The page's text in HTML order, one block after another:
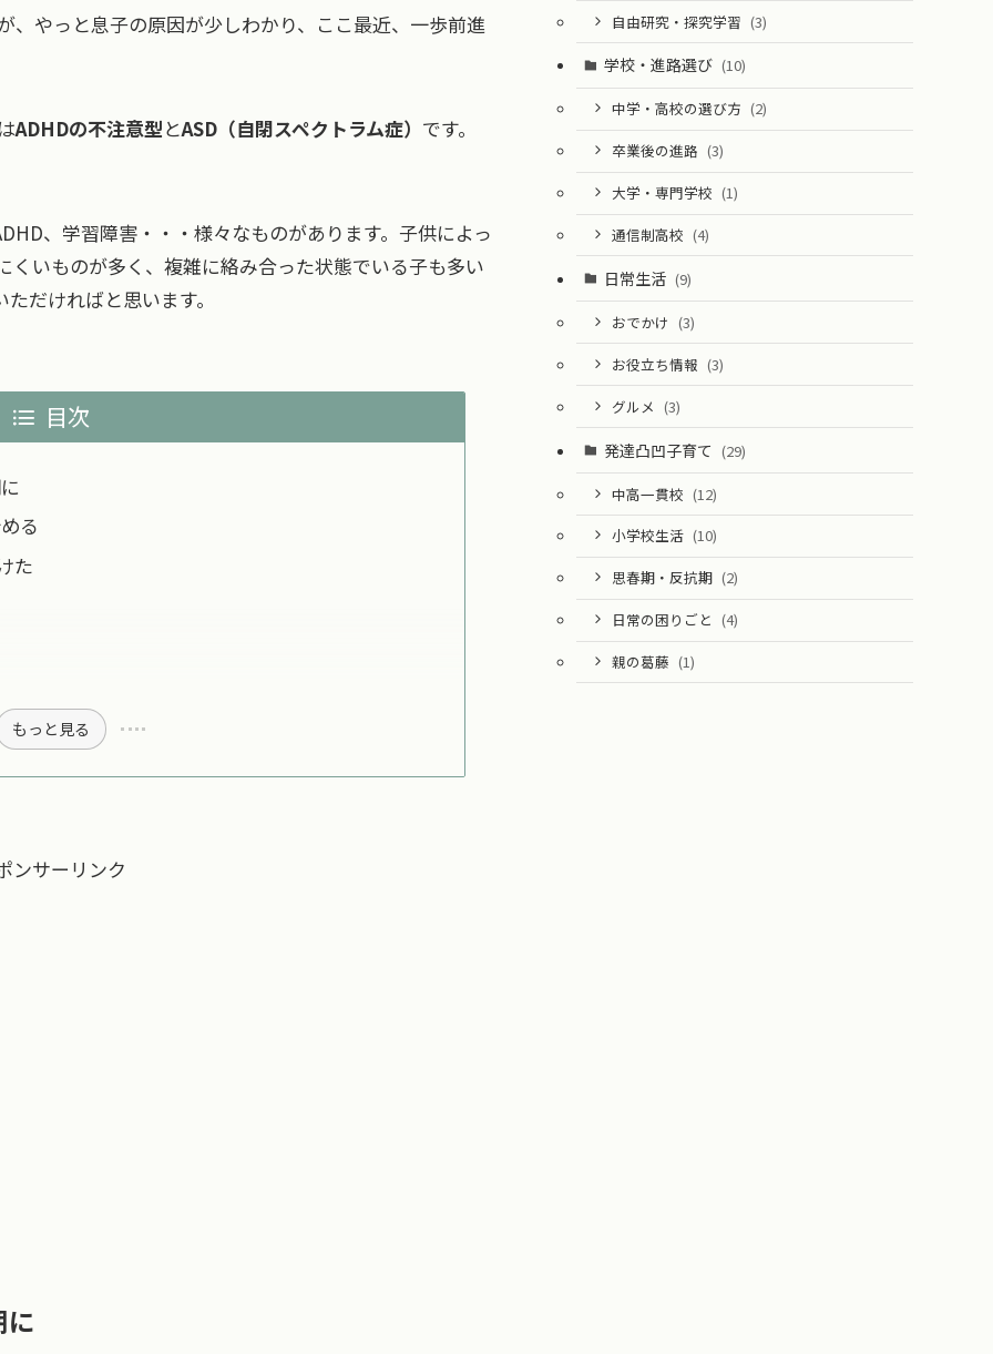
やっと息子の原因が少しわかり、ここ最近、一歩前進
ADHDの不注意型とASD（自閉スペクトラム症） です。
、学習障害・・・様々なものがあります。子供によっ
いものが多く、複雑に絡み合った状態でいる子も多い
だければと思います。
目次
る
た
もっと見る
ンサーリンク
自由研究・探究学習 (3)
学校・進路選び (10)
中学・高校の選び方 (2)
卒業後の進路 (3)
大学・専門学校 (1)
通信制高校 (4)
日常生活 (9)
おでかけ (3)
お役立ち情報 (3)
グルメ (3)
発達凸凹子育て (29)
中高一貫校 (12)
小学校生活 (10)
思春期・反抗期 (2)
日常の困りごと (4)
親の葛藤 (1)